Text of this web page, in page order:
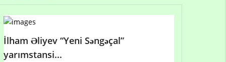
İlham Əliyev “Yeni Səngəçal”
yarımstansi...